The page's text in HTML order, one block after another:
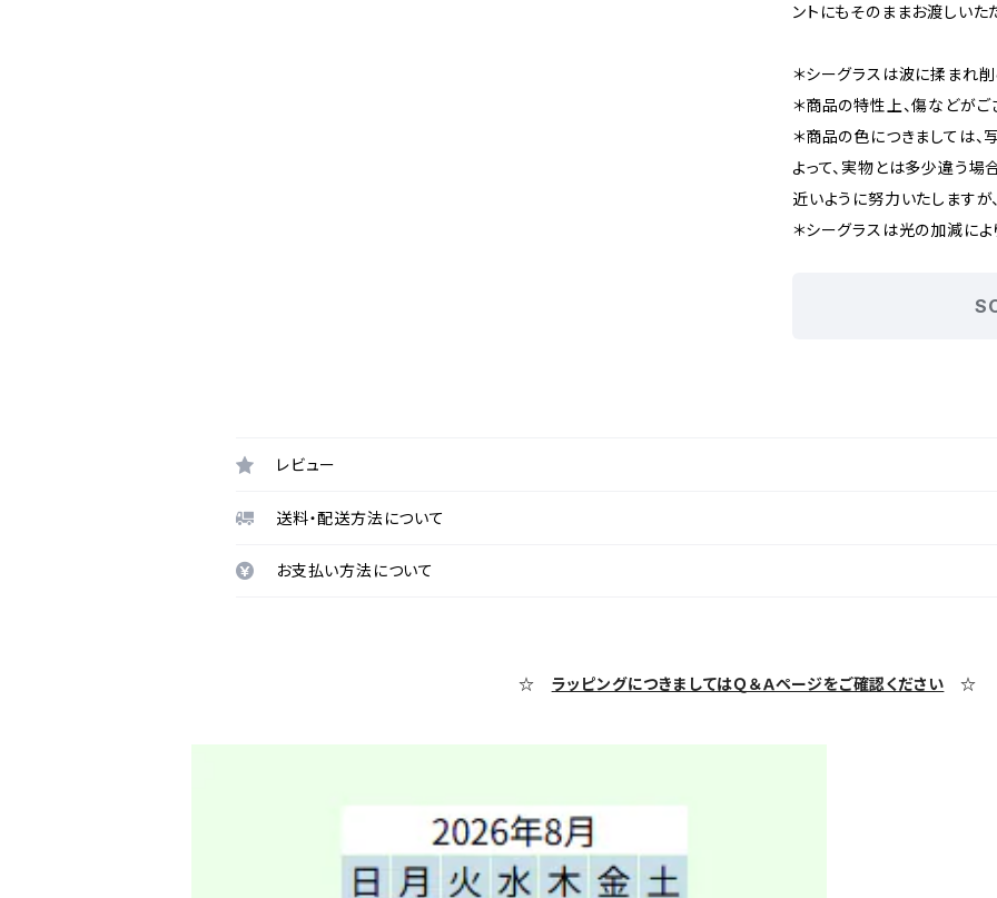
ントにもそのままお渡しいた
＊シーグラスは波に揉まれ
＊商品の特性上、傷などがご
＊商品の色につきましては
よって、実物とは多少違う場
近いように努力いたしますが
＊シーグラスは光の加減に
レビュー
送料・配送方法について
お支払い方法について
☆ ラッピングにつきましてはＱ＆Ａページをご確認ください ☆